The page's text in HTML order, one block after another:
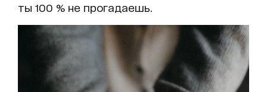
ты 100 % не прогадаешь.